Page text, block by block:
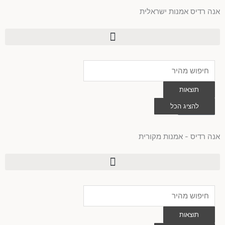
אנה רדיס אמנות ישראלית
...
תוצאות
להציג הכל
0
עגלת
קניות
אנה רדיס - אמנות מקורית
...
תוצאות